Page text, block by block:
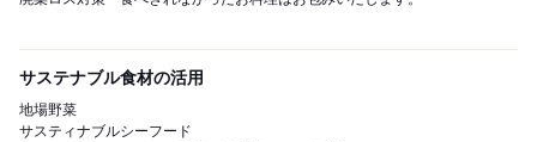
サステナブル食材の活用
地場野菜
サスティナブルシーフード